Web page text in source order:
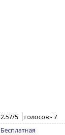
2.57/5 голосов -7
Бесплатная